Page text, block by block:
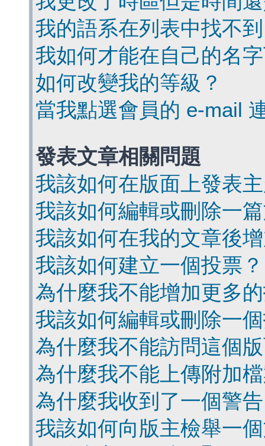
我的語系在列表中找不
我如何才能在自己的名
如何改變我的等級？
當我點選會員的 e-mail
發表文章相關問題
我該如何在版面上發表
我該如何編輯或刪除一
我該如何在我的文章後
我該如何建立一個投票？
為什麼我不能增加更多
我該如何編輯或刪除一
為什麼我不能訪問這個
為什麼我不能上傳附加
為什麼我收到了一個警
我該如何向版主檢舉一